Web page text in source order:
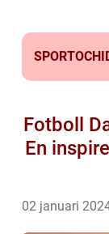
Fotboll
En
02 januari